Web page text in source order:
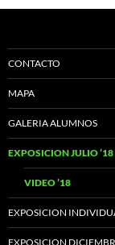
CONTACTO
MAPA
GALERIA ALUMNOS
EXPOSICION JULIO ’18
VIDEO ’18
EXPOSICION
EXPOSICION